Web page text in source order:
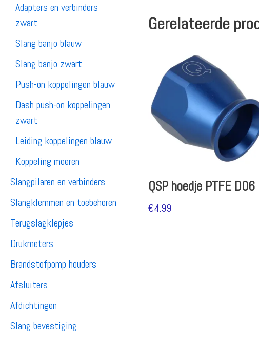
Adapters en verbinders
zwart
Slang banjo blauw
Slang banjo zwart
Push-on koppelingen blauw
Dash push-on koppelingen
zwart
Leiding koppelingen blauw
Koppeling moeren
Slangpilaren en verbinders
Slangklemmen en toebehoren
Terugslagklepjes
Drukmeters
Brandstofpomp houders
Afsluiters
Afdichtingen
Slang bevestiging
Gerelateerde
QSP hoedje PTFE D06
€4.99